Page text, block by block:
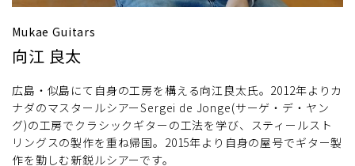
Mukae Guitars
向江 良太
広島・似島にて自身の工房を構える向江良太氏。2012年よりカ
ナダのマスタールシアーSergei de Jonge(サーゲ・デ・ヤン
グ)の工房でクラシックギターの工法を学び、スティールスト
リングスの製作を重ね帰国。2015年より自身の屋号でギター製
作を勤しむ新鋭ルシアーです。